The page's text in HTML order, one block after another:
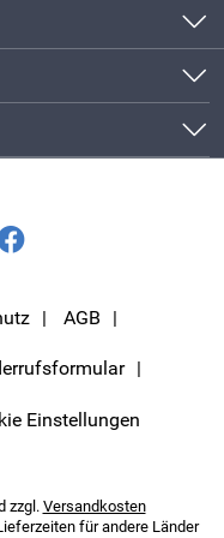
abholen!
AGB
Einstellungen
zzgl. Versandkosten
für andere Länder